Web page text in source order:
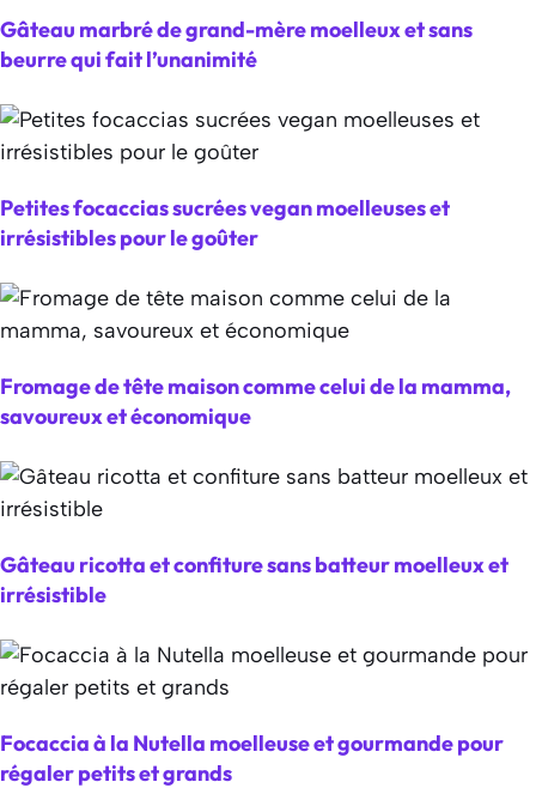
Gâteau marbré de grand-mère moelleux et sans
beurre qui fait l’unanimité
Petites focaccias sucrées vegan moelleuses et
irrésistibles pour le goûter
Fromage de tête maison comme celui de la mamma,
savoureux et économique
Gâteau ricotta et confiture sans batteur moelleux et
irrésistible
Focaccia à la Nutella moelleuse et gourmande pour
régaler petits et grands